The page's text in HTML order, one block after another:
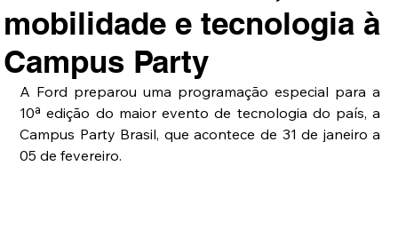
mobilidade e tecnologia à
Campus Party
A Ford preparou uma programação especial para a
10ª edição do maior evento de tecnologia do país, a
Campus Party Brasil, que acontece de 31 de janeiro a
05 de fevereiro.